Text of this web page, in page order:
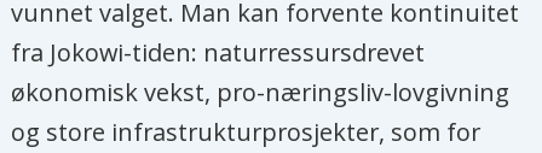
vunnet valget. Man kan forvente kontinuitet
fra Jokowi-tiden: naturressursdrevet
økonomisk vekst, pro-næringsliv-lovgivning
og store infrastrukturprosjekter, som for